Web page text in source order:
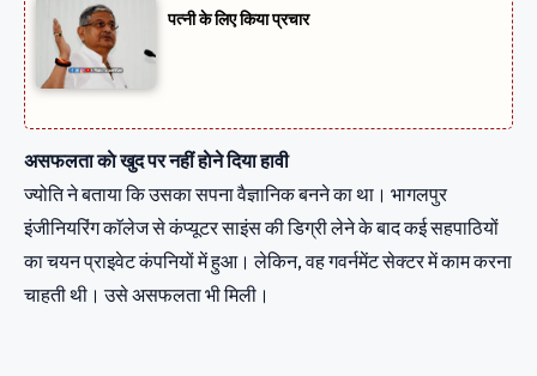
पत्नी के लिए किया प्रचार
असफलता काे खुद पर नहीं हाेने दिया हावी
ज्योति ने बताया कि उसका सपना वैज्ञानिक बनने का था। भागलपुर
इंजीनियरिंग काॅलेज से कंप्यूटर साइंस की डिग्री लेने के बाद कई सहपाठियों
का चयन प्राइवेट कंपनियों में हुआ। लेकिन, वह गवर्नमेंट सेक्टर में काम करना
चाहती थी। उसे असफलता भी मिली।